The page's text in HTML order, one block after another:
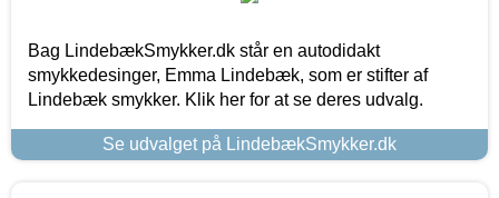
Bag LindebækSmykker.dk står en autodidakt
smykkedesinger, Emma Lindebæk, som er stifter af
Lindebæk smykker. Klik her for at se deres udvalg.
Se udvalget på LindebækSmykker.dk